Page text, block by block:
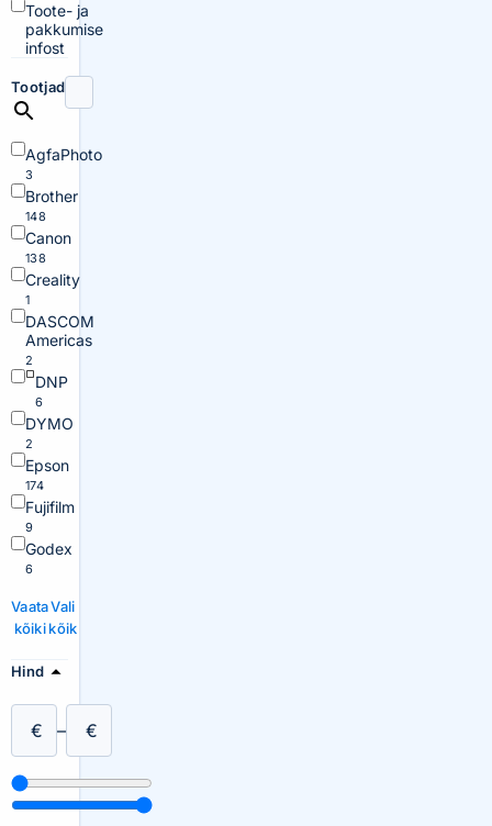
Toote- ja
pakkumise
infost
Tootjad
AgfaPhoto
3
Brother
148
Canon
138
Creality
1
DASCOM
Americas
2
DNP
6
DYMO
2
Epson
174
Fujifilm
9
Godex
6
Vaata
kõiki
Vali
kõik
Hind
€ – €